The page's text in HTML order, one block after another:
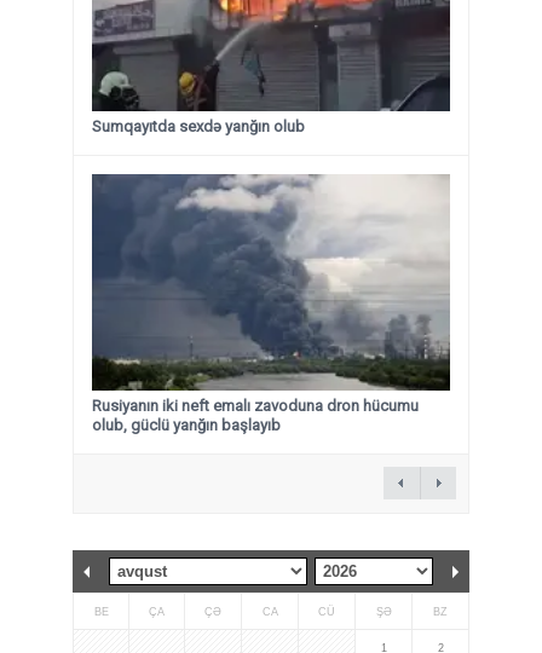
Sumqayıtda sexdə yanğın olub
Rusiyanın iki neft emalı zavoduna dron hücumu
olub, güclü yanğın başlayıb
BE ÇA ÇƏ CA CÜ ŞƏ BZ
1 2